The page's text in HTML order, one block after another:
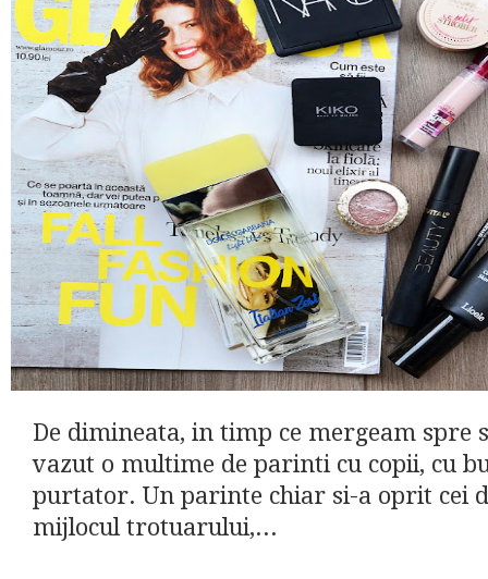
De dimineata, in timp ce mergeam spre
vazut o multime de parinti cu copii, cu
purtator. Un parinte chiar si-a oprit cei
mijlocul trotuarului,...